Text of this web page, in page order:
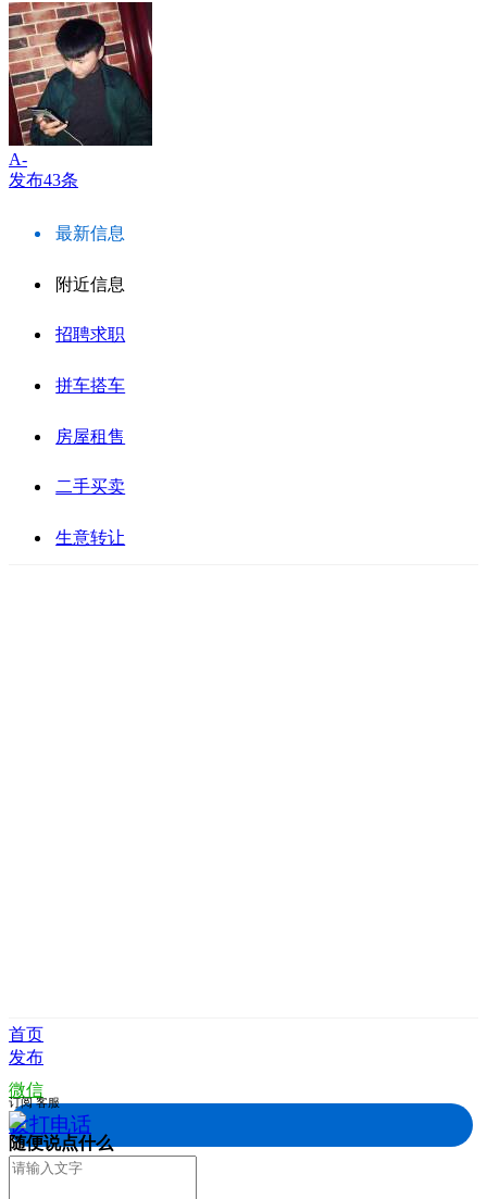
A-
发布43条
最新信息
附近信息
招聘求职
拼车搭车
房屋租售
二手买卖
生意转让
首页
发布
微信
拨打电话
订阅 客服
随便说点什么